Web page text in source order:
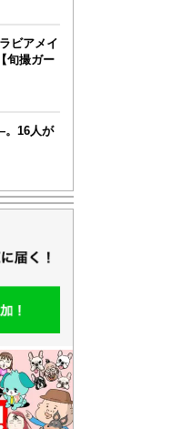
ビアメイ
旬撮ガー
16人が